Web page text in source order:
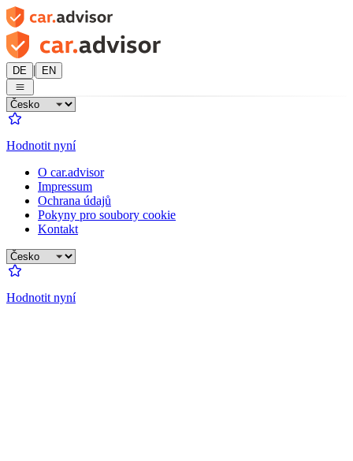
DE | EN
Hodnotit nyní
O car.advisor
Impressum
Ochrana údajů
Pokyny pro soubory cookie
Kontakt
Hodnotit nyní